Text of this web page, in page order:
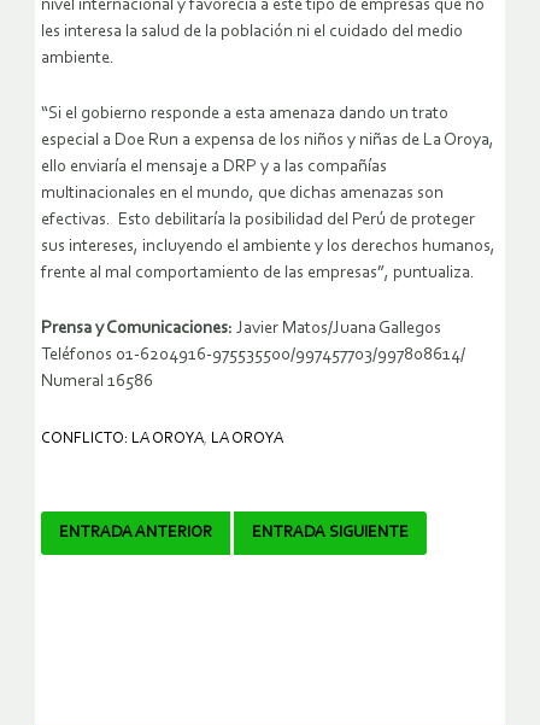
nivel internacional y favorecía a este tipo de empresas que no
les interesa la salud de la población ni el cuidado del medio
ambiente.
“Si el gobierno responde a esta amenaza dando un trato
especial a Doe Run a expensa de los niños y niñas de La Oroya,
ello enviaría el mensaje a DRP y a las compañías
multinacionales en el mundo, que dichas amenazas son
efectivas. Esto debilitaría la posibilidad del Perú de proteger
sus intereses, incluyendo el ambiente y los derechos humanos,
frente al mal comportamiento de las empresas”, puntualiza.
Prensa y Comunicaciones: Javier Matos/Juana Gallegos
Teléfonos 01-6204916-975535500/997457703/997808614/
Numeral 16586
CONFLICTO: LA OROYA, LA OROYA
Navegador
ENTRADA ANTERIOR ENTRADA SIGUIENTE